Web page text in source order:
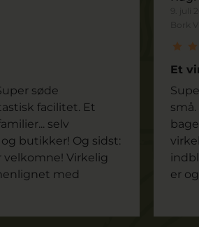
søde
facilitet. Et
selv
butikker! Og sidst:
velkomne! Virkelig
med
9. juli
Bork
Et
er